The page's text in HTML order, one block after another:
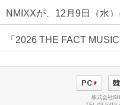
NMIXXが、12月9日（水
もスタート！！
「2026 THE FACT
株式会社